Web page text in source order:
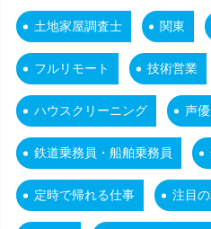
土地家屋調査士 関東
フルリモート 技術営業
ハウスクリーニング 声
鉄道乗務員・船舶乗務員
定時で帰れる仕事 注目